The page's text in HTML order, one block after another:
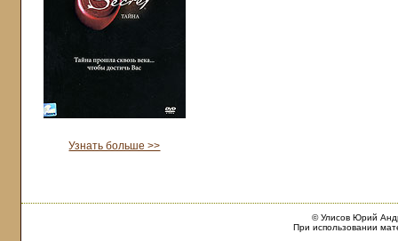
Узнать больше >>
© Улисов Юрий
При использовании